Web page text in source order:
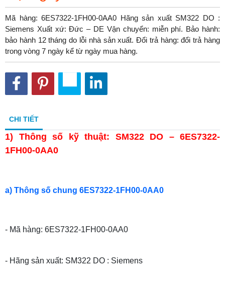
Mã hàng: 6ES7322-1FH00-0AA0 Hãng sản xuất SM322 DO :
Siemens Xuất xứ: Đức – DE Vận chuyển: miễn phí. Bảo hành:
bảo hành 12 tháng do lỗi nhà sản xuất. Đổi trả hàng: đổi trả hàng
trong vòng 7 ngày kể từ ngày mua hàng.
CHI TIẾT
1) Thông số kỹ thuật: SM322 DO – 6ES7322-
1FH00-0AA0
a) Thông số chung 6ES7322-1FH00-0AA0
- Mã hàng: 6ES7322-1FH00-0AA0
- Hãng sản xuất: SM322 DO : Siemens